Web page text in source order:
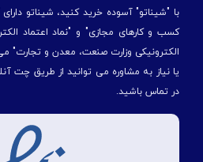
با "شیناتو" آسوده خرید کنید، شیناتو
کسب و کارهای مجازی" و "نماد اعتماد
الكترونیكی وزارت صنعت، معدن و تجارت"
یا نیاز به مشاوره می توانید از طریق چت
در تماس باشید.